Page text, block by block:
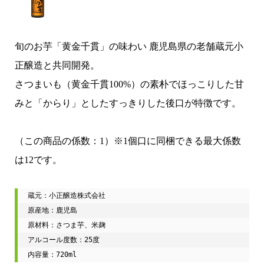
旬のお芋「黄金千貫」の味わい 鹿児島県の老舗蔵元小
正醸造と共同開発。
さつまいも（黄金千貫100%）の素朴でほっこりした甘
みと「からり」としたすっきりした後口が特徴です。
（この商品の係数：1）※1個口に同梱できる最大係数
は12です。
蔵元：小正醸造株式会社
原産地：鹿児島
原材料：さつま芋、米麹
アルコール度数：25度
内容量：720ml